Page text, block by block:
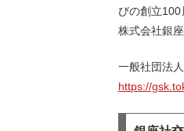
びの創立100
株式会社銀
一般社団法
https://